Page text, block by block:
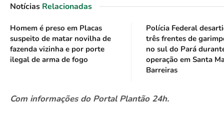
Notícias Relacionadas
Homem é preso em Placas
suspeito de matar novilha de
fazenda vizinha e por porte
ilegal de arma de fogo
Polícia Federal
três frentes de
no sul do Pará
operação em Santa
Barreiras
Com informações do Portal Plantão 24h.